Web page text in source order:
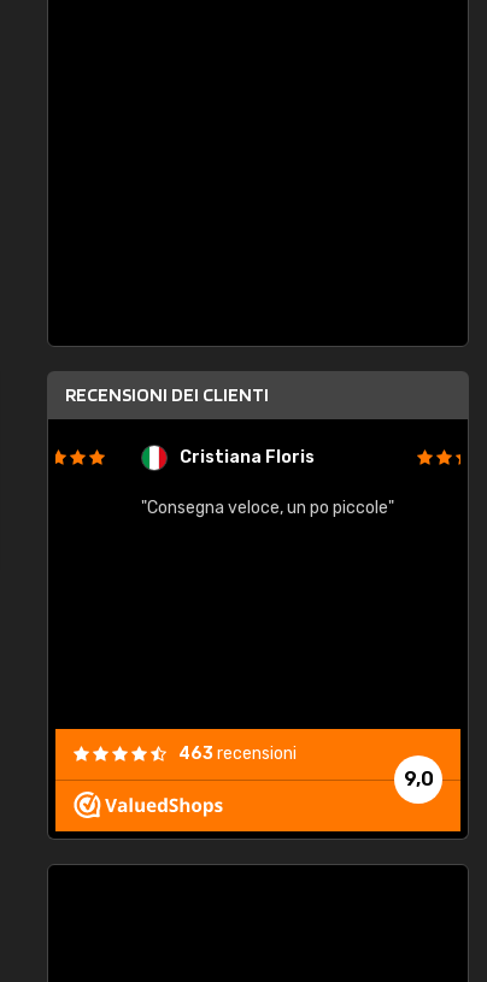
RECENSIONI DEI CLIENTI
Cristiana Floris
"Consegna veloce, un po piccole"
9,0
463recensioni